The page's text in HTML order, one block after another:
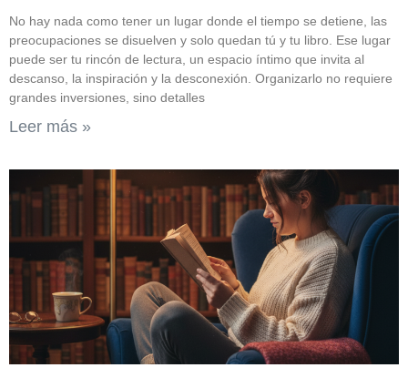
No hay nada como tener un lugar donde el tiempo se detiene, las
preocupaciones se disuelven y solo quedan tú y tu libro. Ese lugar
puede ser tu rincón de lectura, un espacio íntimo que invita al
descanso, la inspiración y la desconexión. Organizarlo no requiere
grandes inversiones, sino detalles
Leer más »